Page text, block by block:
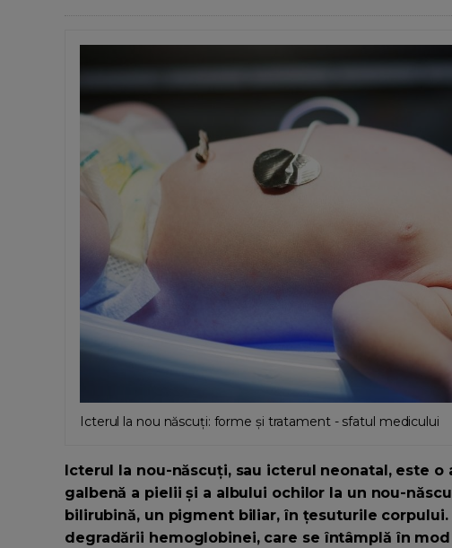
Icterul la nou născuți: forme și tratament - sfatul medicului
Icterul la nou-născuți, sau icterul neonatal, este
galbenă a pielii și a albului ochilor la un nou-
bilirubină, un pigment biliar, în țesuturile
degradării hemoglobinei, care se întâmplă în